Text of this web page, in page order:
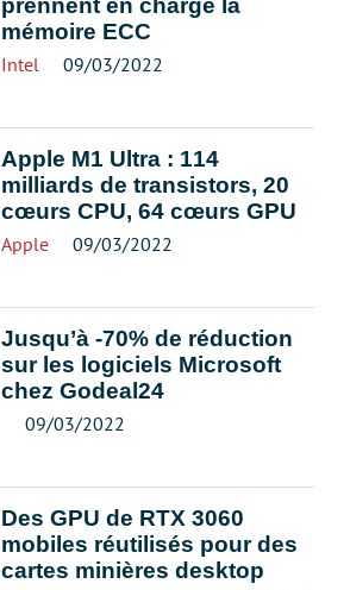
prennent en charge la
mémoire ECC
Intel 09/03/2022
Apple M1 Ultra : 114
milliards de transistors, 20
cœurs CPU, 64 cœurs GPU
Apple 09/03/2022
Jusqu’à -70% de réduction
sur les logiciels Microsoft
chez Godeal24
09/03/2022
Des GPU de RTX 3060
mobiles réutilisés pour des
cartes minières desktop